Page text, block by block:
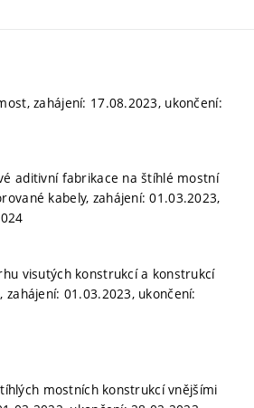
zahájení: 17.08.2023, ukončení:
aditivní fabrikace na štíhlé mostní
kabely, zahájení: 01.03.2023,
visutých konstrukcí a konstrukcí
zahájení: 01.03.2023, ukončení:
mostních konstrukcí vnějšími